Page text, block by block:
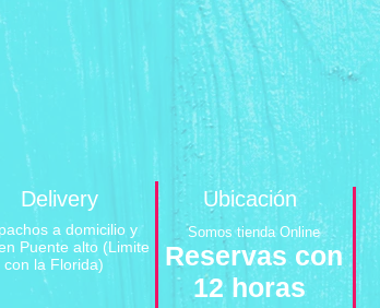
Delivery
a domicilio y
Puente alto (Limite
con la Florida)
Ubicación
Somos tienda Online
Reservas con
12 horas